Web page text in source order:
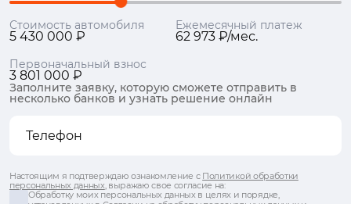
Стоимость автомобиля
5 430 000 ₽
Ежемесячный платеж
62 973 ₽/мес.
Первоначальный взнос
3 801 000 ₽
Заполните заявку, которую сможете отправить в
несколько банков и узнать решение онлайн
Настоящим я подтверждаю ознакомление с Политикой обработки
персональных данных, выражаю свое согласие на:
Обработку моих персональных данных в целях и порядке,